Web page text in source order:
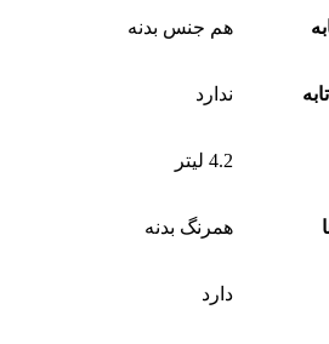
هم جنس بدنه
ندارد
4.2 لیتر
همرنگ بدنه
دارد